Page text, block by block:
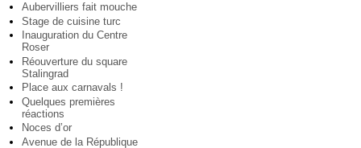
Aubervilliers fait mouche
Stage de cuisine turc
Inauguration du Centre
Roser
Réouverture du square
Stalingrad
Place aux carnavals !
Quelques premières
réactions
Noces d’or
Avenue de la République